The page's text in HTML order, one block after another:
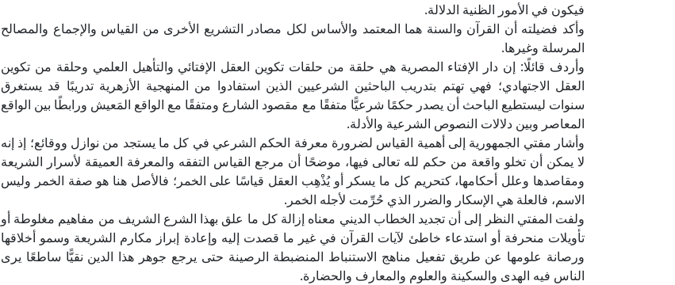
فيكون في الأمور الظنية الدلالة.
وأكد فضيلته أن القرآن والسنة هما المعتمد والأساس لكل مصادر التشريع الأخرى من القياس والإجماع والمصالح
المرسلة وغيرها.
وأردف قائلًا: إن دار الإفتاء المصرية هي حلقة من حلقات تكوين العقل الإفتائي والتأهيل العلمي وحلقة من تكوين
العقل الاجتهادي؛ فهي تهتم بتدريب الباحثين الشرعيين الذين استفادوا من المنهجية الأزهرية تدريبًا قد يستغرق
سنوات ليستطيع الباحث أن يصدر حكمًا شرعيًّا متفقًا مع مقصود الشارع ومتفقًا مع الواقع المَعيش ورابطًا بين الواقع
المعاصر وبين دلالات النصوص الشرعية والأدلة.
وأشار مفتي الجمهورية إلى أهمية القياس لضرورة معرفة الحكم الشرعي في كل ما يستجد من نوازل ووقائع؛ إذ إنه
لا يمكن أن تخلو واقعة من حكم لله تعالى فيها، موضحًا أن مرجع القياس التفقه والمعرفة العميقة لأسرار الشريعة
ومقاصدها وعلل أحكامها، كتحريم كل ما يسكر أو يُذْهِب العقل قياسًا على الخمر؛ فالأصل هنا هو صفة الخمر وليس
الاسم، فالعلة هي الإسكار والضرر الذي حُرِّمت لأجله الخمر.
ولفت المفتي النظر إلى أن تجديد الخطاب الديني معناه إزالة كل ما علق بهذا الشرع الشريف من مفاهيم مغلوطة أو
تأويلات منحرفة أو استدعاء خاطئ لآيات القرآن في غير ما قصدت إليه وإعادة إبراز مكارم الشريعة وسمو أخلاقها
ورصانة علومها عن طريق تفعيل مناهج الاستنباط المنضبطة الرصينة حتى يرجع جوهر هذا الدين نقيًّا ساطعًا يرى
الناس فيه الهدى والسكينة والعلوم والمعارف والحضارة.